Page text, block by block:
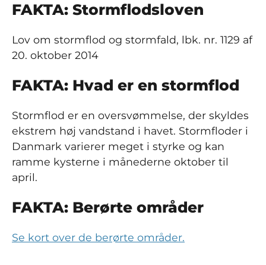
FAKTA: Stormflodsloven
Lov om stormflod og stormfald, lbk. nr. 1129 af
20. oktober 2014
FAKTA: Hvad er en stormflod
Stormflod er en oversvømmelse, der skyldes
ekstrem høj vandstand i havet. Stormfloder i
Danmark varierer meget i styrke og kan
ramme kysterne i månederne oktober til
april.
FAKTA: Berørte områder
Se kort over de berørte områder.